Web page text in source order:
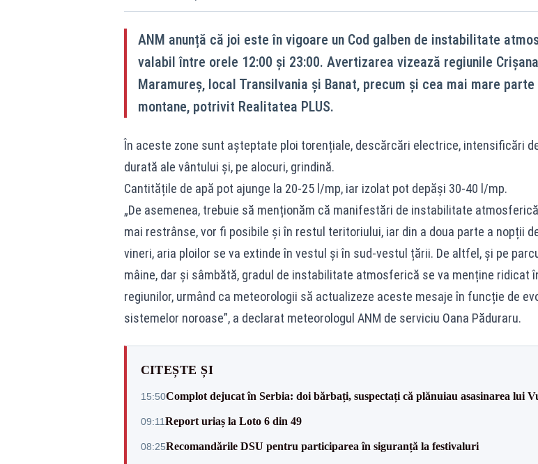
ANM anunță că joi este în vigoare un Cod galben de instabilitate
valabil între orele 12:00 și 23:00. Avertizarea vizează regiunile
Maramureș, local Transilvania și Banat, precum și cea mai mare parte
montane, potrivit Realitatea PLUS.
În aceste zone sunt așteptate ploi torențiale, descărcări electrice, intensificări
durată ale vântului și, pe alocuri, grindină.
Cantitățile de apă pot ajunge la 20-25 l/mp, iar izolat pot depăși 30-40 l/mp.
„De asemenea, trebuie să menționăm că manifestări de instabilitate
mai restrânse, vor fi posibile și în restul teritoriului, iar din a doua parte a nopții
vineri, aria ploilor se va extinde în vestul și în sud-vestul țării. De altfel, și pe
mâine, dar și sâmbătă, gradul de instabilitate atmosferică se va menține ridicat
regiunilor, urmând ca meteorologii să actualizeze aceste mesaje în funcție de
sistemelor noroase”, a declarat meteorologul ANM de serviciu Oana Păduraru.
CITEȘTE ȘI
15:50Complot dejucat în Serbia: doi bărbați, suspectați că plănuiau asasinarea lui
09:11Report uriaș la Loto 6 din 49
08:25Recomandările DSU pentru participarea în siguranță la festivaluri